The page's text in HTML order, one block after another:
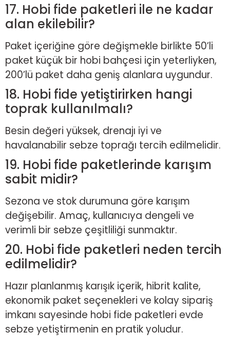
17. Hobi fide paketleri ile ne kadar
alan ekilebilir?
Paket içeriğine göre değişmekle birlikte 50’li
paket küçük bir hobi bahçesi için yeterliyken,
200’lü paket daha geniş alanlara uygundur.
18. Hobi fide yetiştirirken hangi
toprak kullanılmalı?
Besin değeri yüksek, drenajı iyi ve
havalanabilir sebze toprağı tercih edilmelidir.
19. Hobi fide paketlerinde karışım
sabit midir?
Sezona ve stok durumuna göre karışım
değişebilir. Amaç, kullanıcıya dengeli ve
verimli bir sebze çeşitliliği sunmaktır.
20. Hobi fide paketleri neden tercih
edilmelidir?
Hazır planlanmış karışık içerik, hibrit kalite,
ekonomik paket seçenekleri ve kolay sipariş
imkanı sayesinde hobi fide paketleri evde
sebze yetiştirmenin en pratik yoludur.